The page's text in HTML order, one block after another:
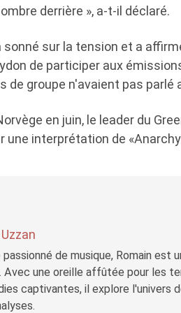
derrière », a-t-il déclaré.
sur la tension et a
de participer aux
de groupe n'avaient pas parlé
en juin, le leader du
interprétation de «Anarchy
de musique, Romain est
Avec une oreille affûtée pour les
captivantes, il explore l'univers